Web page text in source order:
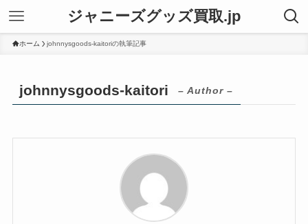
ジャニーズグッズ買取.jp
ホーム johnnysgoods-kaitoriの執筆記事
johnnysgoods-kaitori – Author –